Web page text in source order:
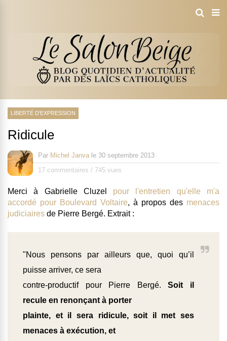
LIBERTÉ D'EXPRESSION
Ridicule
Par Michel Janva le 30 septembre 2013
17 commentaires / 745 vues
Merci à Gabrielle Cluzel pour l'entretien qu'elle m'a
accordé pour Boulevard Voltaire, à propos des menaces
judiciaires de Pierre Bergé. Extrait :
"Nous pensons par ailleurs que, quoi qu’il
puisse arriver, ce sera
contre-productif pour Pierre Bergé.Soit il
recule en renonçant à porter
plainte, et il sera ridicule, soit il met ses
menaces à exécution, et